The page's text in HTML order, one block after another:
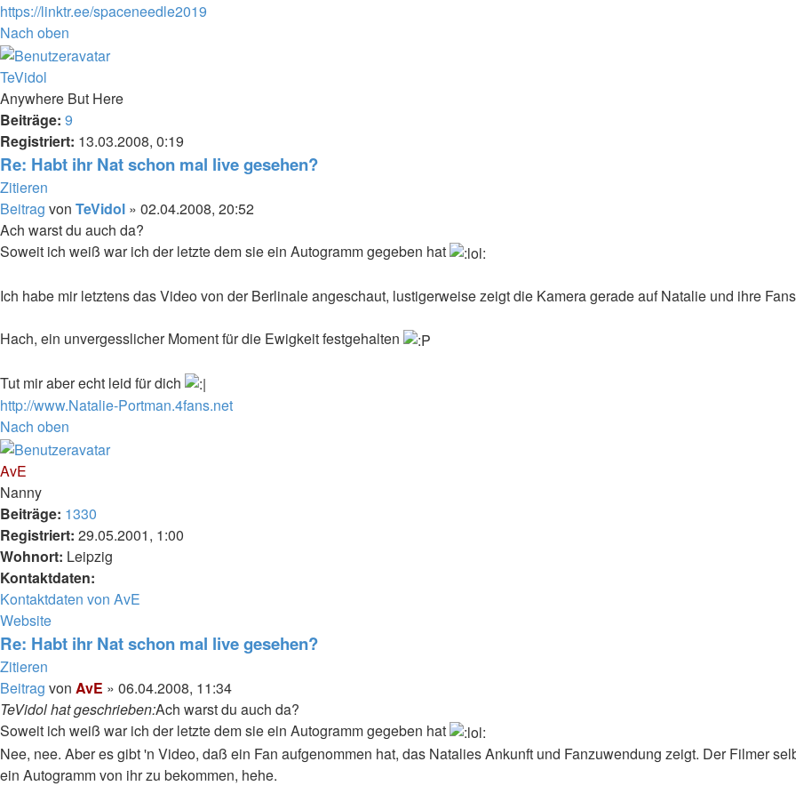
https://linktr.ee/spaceneedle2019
Nach oben
TeVidol
Anywhere But Here
Beiträge: 9
Registriert: 13.03.2008, 0:19
Re: Habt ihr Nat schon mal live gesehen?
Zitieren
Beitrag von TeVidol » 02.04.2008, 20:52
Ach warst du auch da?
Soweit ich weiß war ich der letzte dem sie ein Autogramm gegeben hat
Ich habe mir letztens das Video von der Berlinale angeschaut, lustigerweise zeigt die Kamera gerade auf Natalie und ihre
Hach, ein unvergesslicher Moment für die Ewigkeit festgehalten
Tut mir aber echt leid für dich
http://www.Natalie-Portman.4fans.net
Nach oben
AvE
Nanny
Beiträge: 1330
Registriert: 29.05.2001, 1:00
Wohnort: Leipzig
Kontaktdaten:
Kontaktdaten von AvE
Website
Re: Habt ihr Nat schon mal live gesehen?
Zitieren
Beitrag von AvE » 06.04.2008, 11:34
TeVidol hat geschrieben:Ach warst du auch da?
Soweit ich weiß war ich der letzte dem sie ein Autogramm gegeben hat
Nee, nee. Aber es gibt 'n Video, daß ein Fan aufgenommen hat, das Natalies Ankunft und Fanzuwendung zeigt. Der Filmer
ein Autogramm von ihr zu bekommen, hehe.